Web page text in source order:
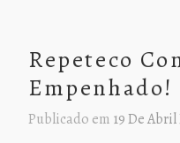
Repeteco
Empenhado!
Publicado em 19 De Abril